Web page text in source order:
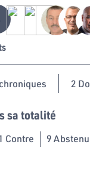
2
sa totalité
Contre 9